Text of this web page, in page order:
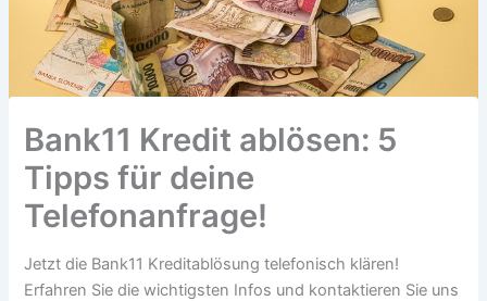
Bank11 Kredit ablösen: 5
Tipps für deine
Telefonanfrage!
Jetzt die Bank11 Kreditablösung telefonisch klären!
Erfahren Sie die wichtigsten Infos und kontaktieren Sie uns